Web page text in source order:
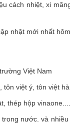
cách nhiệt, xi
nhật mới nhất hôm
Việt Nam
tôn việt ý, tôn việt
thép hộp vinaone....
nước. và